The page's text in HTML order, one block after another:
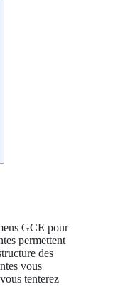
GCE pour
permettent
des
vous
tenterez